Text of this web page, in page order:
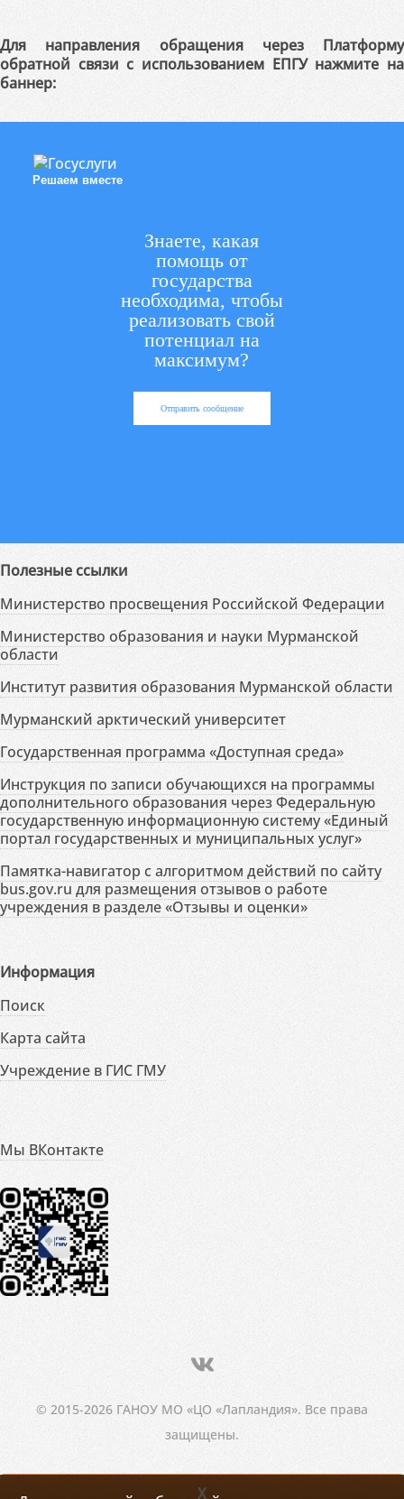
Для направления обращения через Платформу
обратной связи с использованием ЕПГУ нажмите на
баннер:
Решаем вместе
Знаете, какая
помощь от
государства
необходима, чтобы
реализовать свой
потенциал на
максимум?
Отправить сообщение
Полезные ссылки
Министерство просвещения Российской Федерации
Министерство образования и науки Мурманской
области
Институт развития образования Мурманской области
Мурманский арктический университет
Государственная программа «Доступная среда»
Инструкция по записи обучающихся на программы
дополнительного образования через Федеральную
государственную информационную систему «Единый
портал государственных и муниципальных услуг»
Памятка-навигатор с алгоритмом действий по сайту
bus.gov.ru для размещения отзывов о работе
учреждения в разделе «Отзывы и оценки»
Информация
Поиск
Карта сайта
Учреждение в ГИС ГМУ
Мы ВКонтакте
© 2015-2026 ГАНОУ МО «ЦО «Лапландия». Все права
защищены.
X